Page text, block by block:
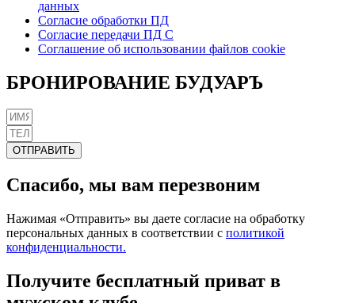
данных
Согласие обработки ПД
Согласие передачи ПД С
Соглашение об использовании файлов cookie
БРОНИРОВАНИЕ БУДУАРЪ
ОТПРАВИТЬ
Спасибо, мы вам перезвоним
Нажимая «Отправить» вы даете согласие на обработку
персональных данных в соответствии с политикой
конфиденциальности.
Получите бесплатный приват в